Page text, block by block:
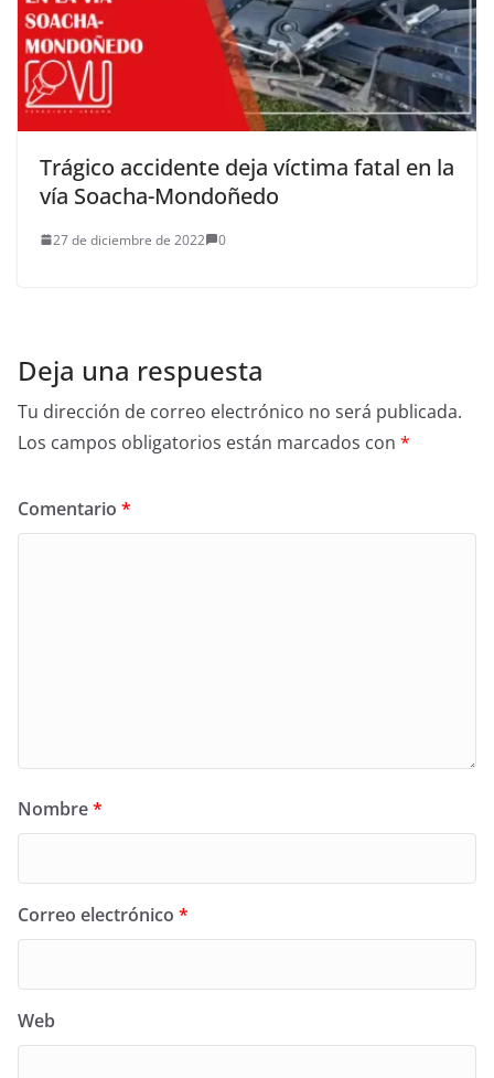
Trágico accidente deja víctima fatal en la
vía Soacha-Mondoñedo
27 de diciembre de 2022 0
Deja una respuesta
Tu dirección de correo electrónico no será publicada.
Los campos obligatorios están marcados con *
Comentario *
Nombre*
Correo electrónico *
Web